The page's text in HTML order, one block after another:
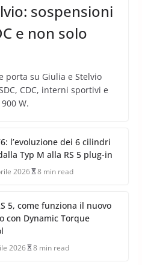
sospensioni
e non solo
porta su Giulia e Stelvio
CDC, interni sportivi e
W.
l’evoluzione dei 6 cilindri
Typ M alla RS 5 plug-in
2026 8 min read
5, come funziona il nuovo
con Dynamic Torque
2026 8 min read